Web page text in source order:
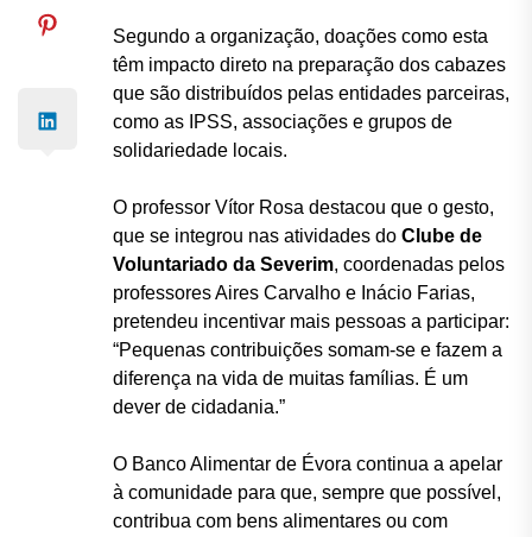
Segundo a organização, doações como esta
têm impacto direto na preparação dos cabazes
que são distribuídos pelas entidades parceiras,
como as IPSS, associações e grupos de
solidariedade locais.
O professor Vítor Rosa destacou que o gesto,
que se integrou nas atividades do Clube de
Voluntariado da Severim, coordenadas pelos
professores Aires Carvalho e Inácio Farias,
pretendeu incentivar mais pessoas a participar:
“Pequenas contribuições somam-se e fazem a
diferença na vida de muitas famílias. É um
dever de cidadania.”
O Banco Alimentar de Évora continua a apelar
à comunidade para que, sempre que possível,
contribua com bens alimentares ou com